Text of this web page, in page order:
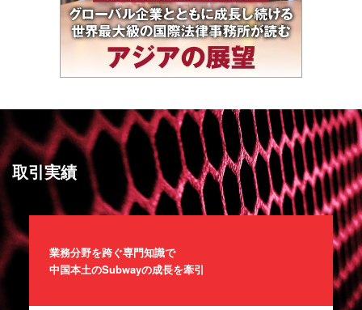
取引実績
業務分野を跨ぐ専門知識で
中国本土のSubwayの成長を牽引